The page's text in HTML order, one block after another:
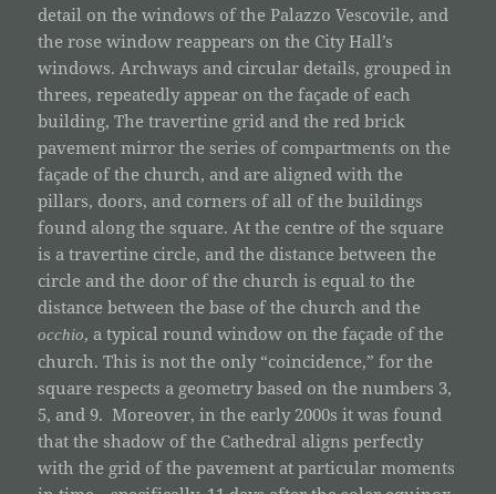
detail on the windows of the Palazzo Vescovile, and
the rose window reappears on the City Hall’s
windows. Archways and circular details, grouped in
threes, repeatedly appear on the façade of each
building, The travertine grid and the red brick
pavement mirror the series of compartments on the
façade of the church, and are aligned with the
pillars, doors, and corners of all of the buildings
found along the square. At the centre of the square
is a travertine circle, and the distance between the
circle and the door of the church is equal to the
distance between the base of the church and the
occhio, a typical round window on the façade of the
church. This is not the only “coincidence,” for the
square respects a geometry based on the numbers 3,
5, and 9. Moreover, in the early 2000s it was found
that the shadow of the Cathedral aligns perfectly
with the grid of the pavement at particular moments